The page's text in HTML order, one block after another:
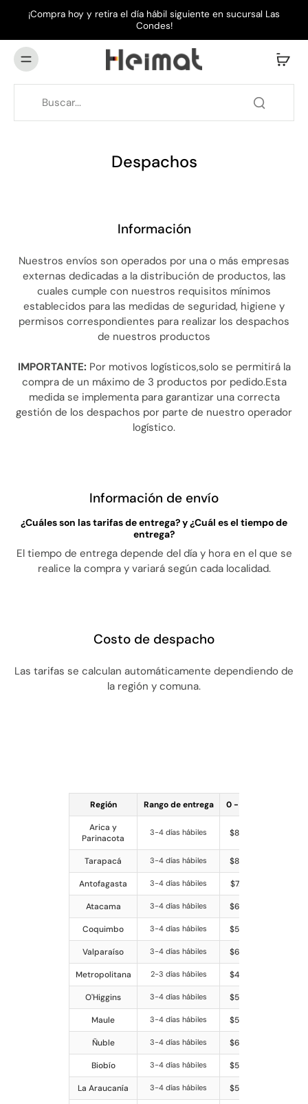
¡Compra hoy y retira el día hábil siguiente en sucursal Las
Condes!
Despachos
Información
Nuestros envíos son operados por una o más empresas
externas dedicadas a la distribución de productos, las
cuales cumple con nuestros requisitos mínimos
establecidos para las medidas de seguridad, higiene y
permisos correspondientes para realizar los despachos
de nuestros productos
IMPORTANTE: Por motivos logísticos,solo se permitirá la
compra de un máximo de 3 productos por pedido.Esta
medida se implementa para garantizar una correcta
gestión de los despachos por parte de nuestro operador
logístico.
Información de envío
¿Cuáles son las tarifas de entrega? y ¿Cuál es el tiempo de
entrega?
El tiempo de entrega depende del día y hora en el que se
realice la compra y variará según cada localidad.
Costo de despacho
Las tarifas se calculan automáticamente dependiendo de
la región y comuna.
Región Rango de entrega 0 - 1.5kg
Arica y
Parinacota
3-4 días hábiles $8.490
Tarapacá 3-4 días hábiles $8.490
Antofagasta 3-4 días hábiles $7.390
Atacama 3-4 días hábiles $6.490
Coquimbo 3-4 días hábiles $5.290
Valparaíso 3-4 días hábiles $6.390
Metropolitana 2-3 días hábiles $4.290
O'Higgins 3-4 días hábiles $5.290
Maule 3-4 días hábiles $5.290
Ñuble 3-4 días hábiles $6.390
Biobío 3-4 días hábiles $5.290
La Araucanía 3-4 días hábiles $5.290